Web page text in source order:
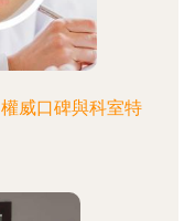
威口碑與科室特